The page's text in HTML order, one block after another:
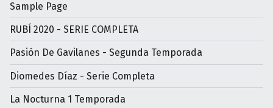
Sample Page
RUBÍ 2020 - SERIE COMPLETA
Pasión De Gavilanes - Segunda Temporada
Diomedes Díaz - Serie Completa
La Nocturna 1 Temporada